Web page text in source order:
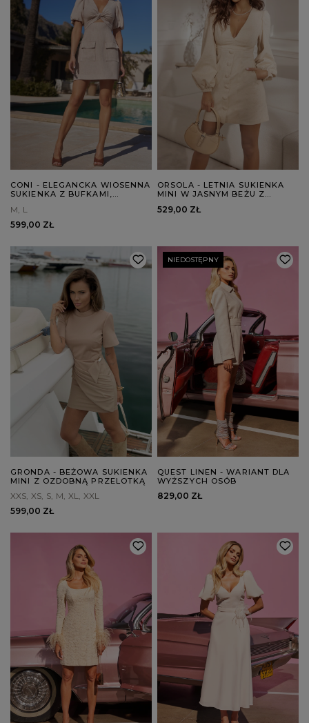
CONI - ELEGANCKA WIOSENNA
SUKIENKA Z BUFKAMI,
KIESZENIAMI
M L
599,00 ZŁ
ORSOLA - LETNIA SUKIENKA
MINI W JASNYM BEŻU Z
529,00 ZŁ
GRONDA - BEŻOWA SUKIENKA
MINI Z OZDOBNĄ PRZELOTKĄ
XXS XS S M XL XXL
599,00 ZŁ
NIEDOSTĘPNY
QUEST LINEN - WARIANT DLA
WYŻSZYCH OSÓB
829,00 ZŁ